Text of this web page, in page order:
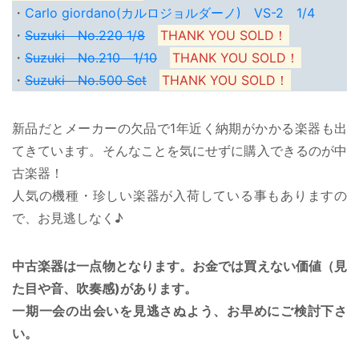
・ Carlo giordano(カルロジョルダーノ) VS-2 1/4
・ Suzuki No.220 1/8
THANK YOU SOLD！
・ Suzuki No.210 1/10
THANK YOU SOLD！
・ Suzuki No.500 Set THANK YOU SOLD！
新品だとメーカーの欠品で1年近く納期がかかる楽器も出
てきています。そんなことを気にせずに購入できるのが中
古楽器！
人気の機種・珍しい楽器が入荷している事もありますの
で、お見逃しなく♪
中古楽器は一点物となります。お金では買えない価値（見
た目や音、吹奏感)があります。
一期一会の出会いを見逃さぬよう、お早めにご検討下さ
い。